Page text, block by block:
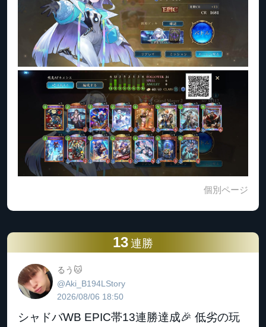
個別ページ
13 連勝
るう🐱
@Aki_B194LStory
2026/08/06 18:50
シャドバWB EPIC帯13連勝達成🎉 低劣の玩